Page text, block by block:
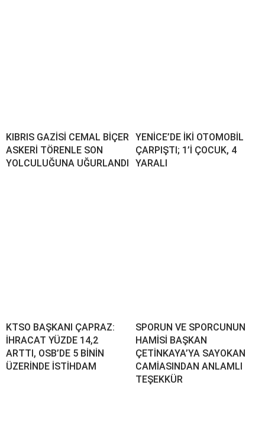
KIBRIS GAZİSİ CEMAL BİÇER
ASKERİ TÖRENLE SON
YOLCULUĞUNA UĞURLANDI
YENİCE’DE İKİ OTOMOBİL
ÇARPIŞTI; 1’İ ÇOCUK, 4
YARALI
KTSO BAŞKANI ÇAPRAZ:
İHRACAT YÜZDE 14,2
ARTTI, OSB’DE 5 BİNİN
ÜZERİNDE İSTİHDAM
SPORUN VE SPORCUNUN
HAMİSİ BAŞKAN
ÇETİNKAYA’YA SAYOKAN
CAMİASINDAN ANLAMLI
TEŞEKKÜR